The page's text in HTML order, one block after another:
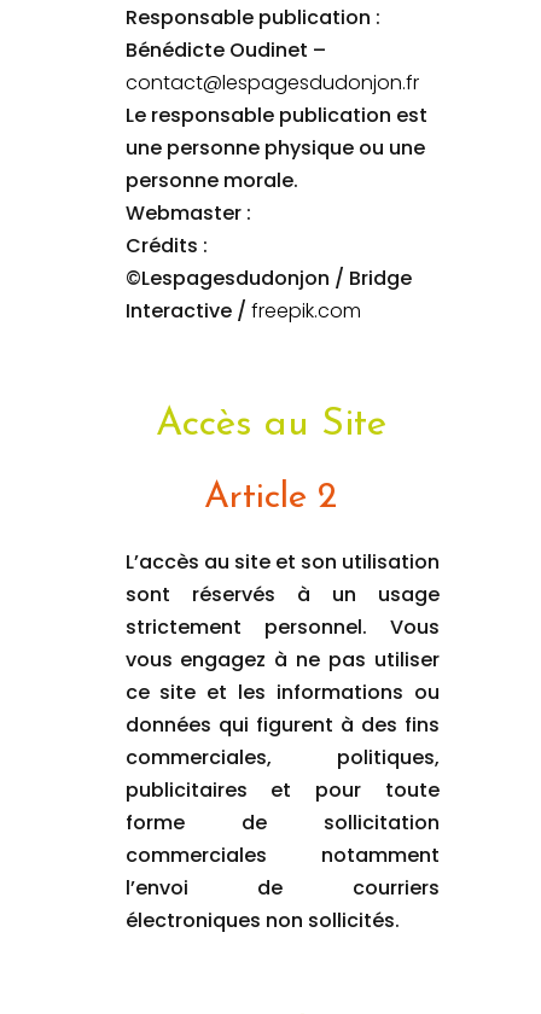
Responsable publication :
Bénédicte Oudinet –
contact@lespagesdudonjon.fr
Le responsable publication est
une personne physique ou une
personne morale.
Webmaster :
Crédits :
©Lespagesdudonjon / Bridge
Interactive / freepik.com
Accès au Site
Article 2
L’accès au site et son utilisation
sont réservés à un usage
strictement personnel. Vous
vous engagez à ne pas utiliser
ce site et les informations ou
données qui figurent à des fins
commerciales, politiques,
publicitaires et pour toute
forme de sollicitation
commerciales notamment
l’envoi de courriers
électroniques non sollicités.